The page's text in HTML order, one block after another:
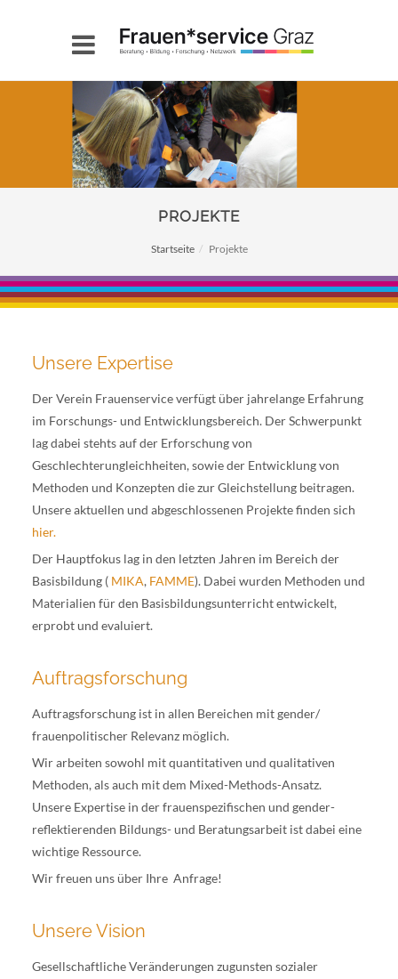
PROJEKTE
Startseite Projekte
Unsere Expertise
Der Verein Frauenservice verfügt über jahrelange Erfahrung
im Forschungs- und Entwicklungsbereich. Der Schwerpunkt
lag dabei stehts auf der Erforschung von
Geschlechterungleichheiten, sowie der Entwicklung von
Methoden und Konzepten die zur Gleichstellung beitragen.
Unsere aktuellen und abgeschlossenen Projekte finden sich
hier.
Der Hauptfokus lag in den letzten Jahren im Bereich der
Basisbildung ( MIKA, FAMME). Dabei wurden Methoden und
Materialien für den Basisbildungsunterricht entwickelt,
erprobt und evaluiert.
Auftragsforschung
Auftragsforschung ist in allen Bereichen mit gender/
frauenpolitischer Relevanz möglich.
Wir arbeiten sowohl mit quantitativen und qualitativen
Methoden, als auch mit dem Mixed-Methods-Ansatz.
Unsere Expertise in der frauenspezifischen und gender-
reflektierenden Bildungs- und Beratungsarbeit ist dabei eine
wichtige Ressource.
Wir freuen uns über Ihre Anfrage!
Unsere Vision
Gesellschaftliche Veränderungen zugunsten sozialer